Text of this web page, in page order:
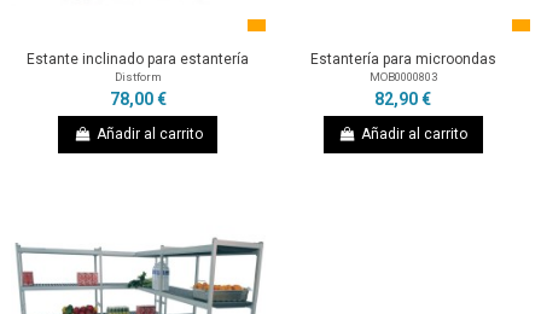
Estante inclinado para estantería
Distform
78,00 €
Añadir al carrito
Estantería para microondas
MOB0000803
82,90 €
Añadir al carrito